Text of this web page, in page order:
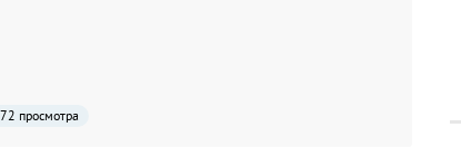
просмотра